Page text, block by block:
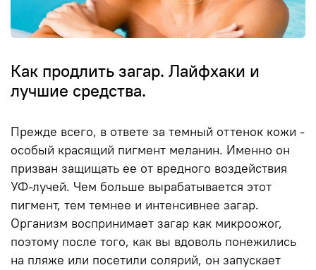
Как продлить загар. Лайфхаки и
лучшие средства.
Прежде всего, в ответе за темный оттенок кожи -
особый красящий пигмент меланин. Именно он
призван защищать ее от вредного воздействия
УФ-лучей. Чем больше вырабатывается этот
пигмент, тем темнее и интенсивнее загар.
Организм воспринимает загар как микроожог,
поэтому после того, как вы вдоволь понежились
на пляже или посетили солярий, он запускает